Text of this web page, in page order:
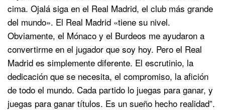
cima. Ojalá siga en el Real Madrid, el club más grande
del mundo». El Real Madrid «tiene su nivel.
Obviamente, el Mónaco y el Burdeos me ayudaron a
convertirme en el jugador que soy hoy. Pero el Real
Madrid es simplemente diferente. El escrutinio, la
dedicación que se necesita, el compromiso, la afición
de todo el mundo. Cada partido lo juegas para ganar, y
juegas para ganar títulos. Es un sueño hecho realidad”.